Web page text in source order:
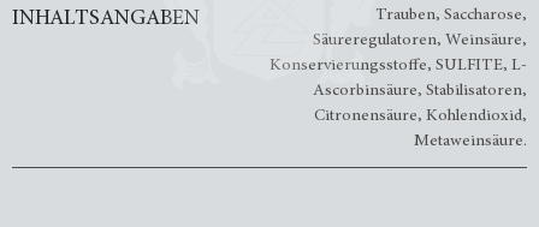
INHALTSANGABEN
Trauben, Saccharose,
Säureregulatoren, Weinsäure,
Konservierungsstoffe, SULFITE, L-
Ascorbinsäure, Stabilisatoren,
Citronensäure, Kohlendioxid,
Metaweinsäure.